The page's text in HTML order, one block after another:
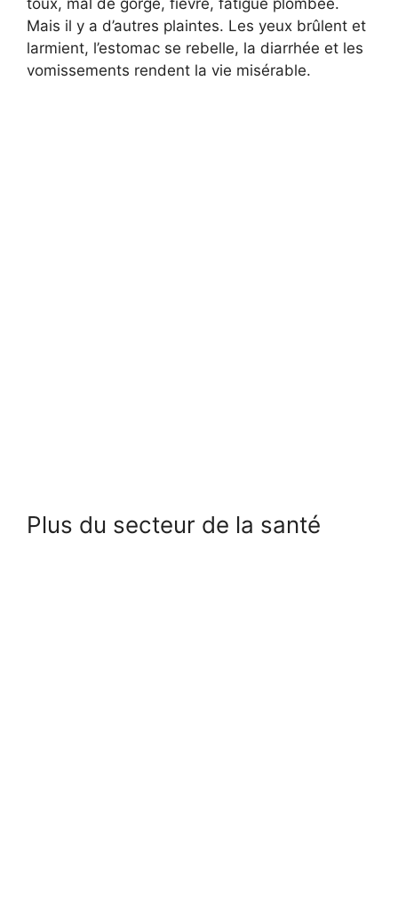
toux, mal de gorge, fièvre, fatigue plombée.
Mais il y a d’autres plaintes. Les yeux brûlent et
larmient, l’estomac se rebelle, la diarrhée et les
vomissements rendent la vie misérable.
Plus du secteur de la santé